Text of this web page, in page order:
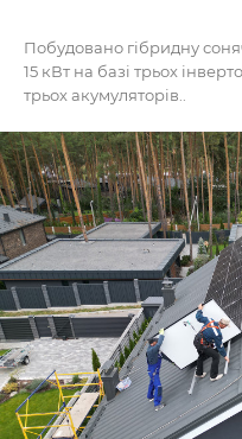
Побудовано гібридну
15 кВт на базі трьох
трьох акумуляторів..